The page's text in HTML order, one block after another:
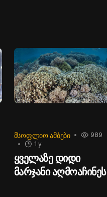
ᲛᲡᲝᲤᲚᲘᲝ ᲐᲛᲑᲔᲑᲘ
1 y
989
ყველაზე დიდი
მარჯანი აღმოაჩინეს